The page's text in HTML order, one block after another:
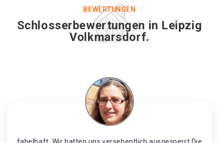
BEWERTUNGEN
Schlosserbewertungen in Leipzig
Volkmarsdorf.